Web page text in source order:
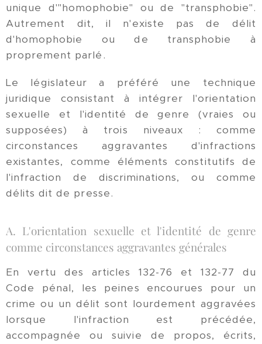
unique d'"homophobie" ou de "transphobie".
Autrement dit, il n'existe pas de délit
d'homophobie ou de transphobie à
proprement parlé.
Le législateur a préféré une technique
juridique consistant à intégrer l'orientation
sexuelle et l'identité de genre (vraies ou
supposées) à trois niveaux : comme
circonstances aggravantes d'infractions
existantes, comme éléments constitutifs de
l'infraction de discriminations, ou comme
délits dit de presse.
A. L'orientation sexuelle et l'identité de genre
comme circonstances aggravantes générales
En vertu des articles 132-76 et 132-77 du
Code pénal, les peines encourues pour un
crime ou un délit sont lourdement aggravées
lorsque l'infraction est précédée,
accompagnée ou suivie de propos, écrits,